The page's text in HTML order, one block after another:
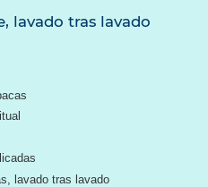
lavado tras lavado
lavado tras lavado